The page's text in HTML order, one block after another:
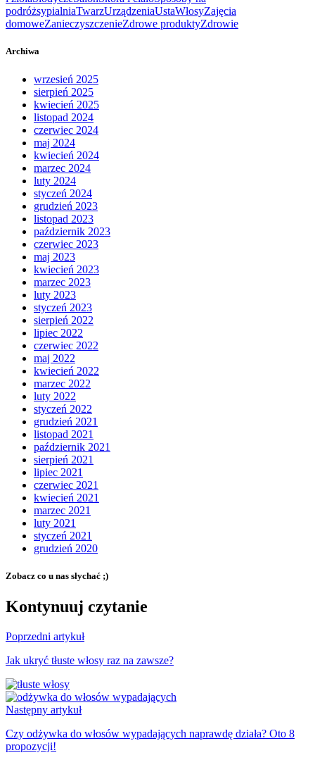
podróżsypialniaTwarzUrządzeniaUstaWłosyZajęcia
domoweZanieczyszczenieZdrowe produktyZdrowie
Archiwa
wrzesień 2025
sierpień 2025
kwiecień 2025
listopad 2024
czerwiec 2024
maj 2024
kwiecień 2024
marzec 2024
luty 2024
styczeń 2024
grudzień 2023
listopad 2023
październik 2023
czerwiec 2023
maj 2023
kwiecień 2023
marzec 2023
luty 2023
styczeń 2023
sierpień 2022
lipiec 2022
czerwiec 2022
maj 2022
kwiecień 2022
marzec 2022
luty 2022
styczeń 2022
grudzień 2021
listopad 2021
październik 2021
sierpień 2021
lipiec 2021
czerwiec 2021
kwiecień 2021
marzec 2021
luty 2021
styczeń 2021
grudzień 2020
Zobacz co u nas słychać ;)
Kontynuuj czytanie
Poprzedni artykuł
Jak ukryć tłuste włosy raz na zawsze?
Następny artykuł
Czy odżywka do włosów wypadających naprawdę działa? Oto 8
propozycji!